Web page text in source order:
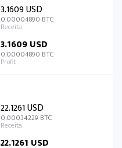
3.1609 USD
0.00004890 BTC
3.1609 USD
0.00004890 BTC
22.1261 USD
0.00034229 BTC
22.1261 USD